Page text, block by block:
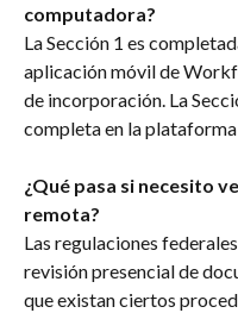
computadora?
La Sección 1 es
aplicación móvil de
de incorporación. La
completa en la
¿Qué pasa si necesito
remota?
Las regulaciones
revisión presencial de
que existan ciertos